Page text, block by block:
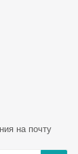
на почту